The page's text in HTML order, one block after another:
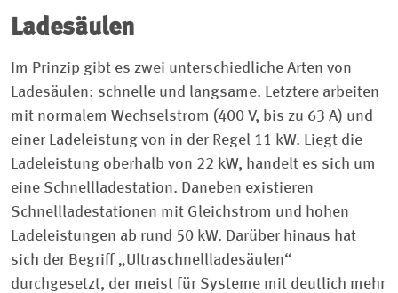
Ladesäulen
Im Prinzip gibt es zwei unterschiedliche Arten von
Ladesäulen: schnelle und langsame. Letztere arbeiten
mit normalem Wechselstrom (400 V, bis zu 63 A) und
einer Ladeleistung von in der Regel 11 kW. Liegt die
Ladeleistung oberhalb von 22 kW, handelt es sich um
eine Schnellladestation. Daneben existieren
Schnellladestationen mit Gleichstrom und hohen
Ladeleistungen ab rund 50 kW. Darüber hinaus hat
sich der Begriff „Ultraschnellladesäulen“
durchgesetzt, der meist für Systeme mit deutlich mehr